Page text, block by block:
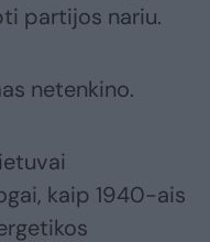
partijos nariu.
netenkino.
kaip 1940-ais